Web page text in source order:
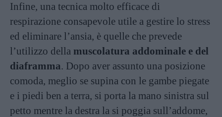
Infine, una tecnica molto efficace di
respirazione consapevole utile a gestire lo stress
ed eliminare l’ansia, è quelle che prevede
l’utilizzo della muscolatura addominale e del
diaframma. Dopo aver assunto una posizione
comoda, meglio se supina con le gambe piegate
e i piedi ben a terra, si porta la mano sinistra sul
petto mentre la destra la si poggia sull’addome,